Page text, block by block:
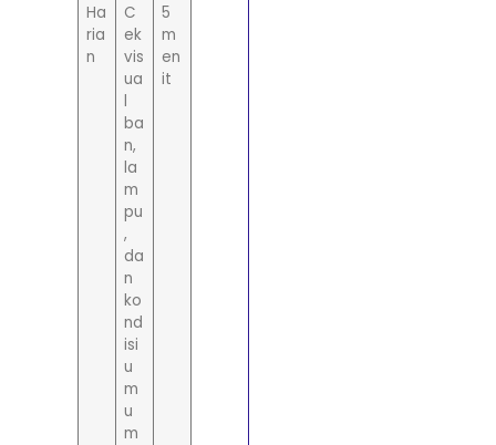
Ha
ria
n
C
ek
vis
ua
l
ba
n,
la
m
pu
,
da
n
ko
nd
isi
u
m
u
m
5
m
en
it